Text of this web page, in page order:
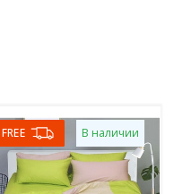
FREE В наличии